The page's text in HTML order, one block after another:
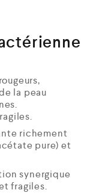
la peau
richement
pure) et
synergique
fragiles.